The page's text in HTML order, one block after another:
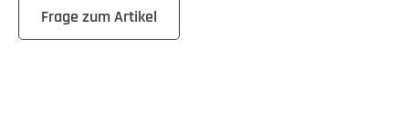
Frage zum Artikel